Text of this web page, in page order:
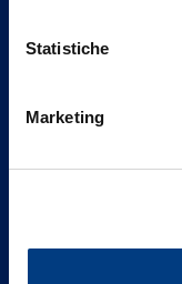
Statistiche
Marketing
Vittoria Assicurazioni
Part. IVA 01329510158